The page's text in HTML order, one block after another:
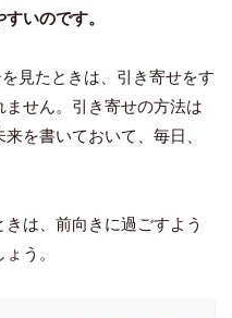
いのです。
見たときは、引き寄せをす
せん。引き寄せの方法は
を書いておいて、毎日、
は、前向きに過ごすよう
う。